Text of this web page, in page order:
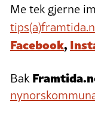
Me tek gjerne
Facebook,
Bak